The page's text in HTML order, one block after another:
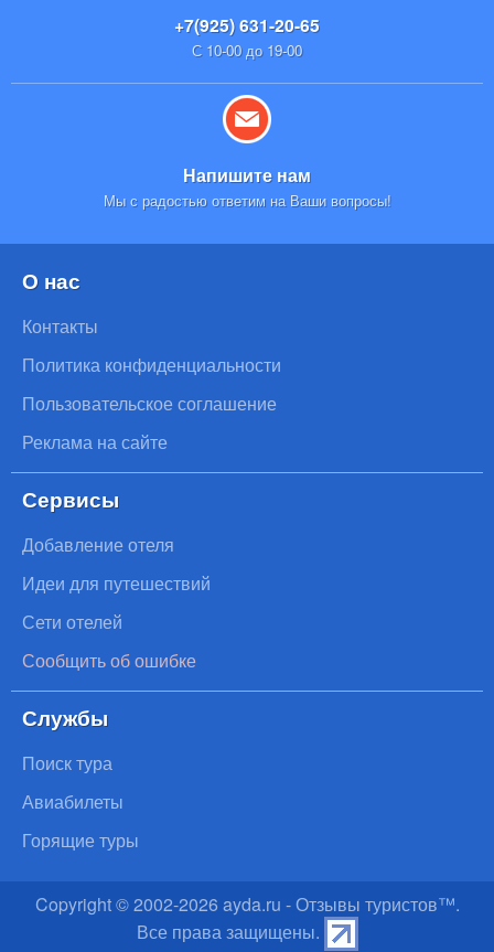
+7(925) 631-20-65
С 10-00 до 19-00
Напишите нам
Мы с радостью ответим на Ваши вопросы!
О нас
Контакты
Политика конфиденциальности
Пользовательское соглашение
Реклама на сайте
Сервисы
Добавление отеля
Идеи для путешествий
Сети отелей
Сообщить об ошибке
Службы
Поиск тура
Авиабилеты
Горящие туры
Copyright © 2002-2026 ayda.ru - Отзывы туристов™.
Все права защищены.